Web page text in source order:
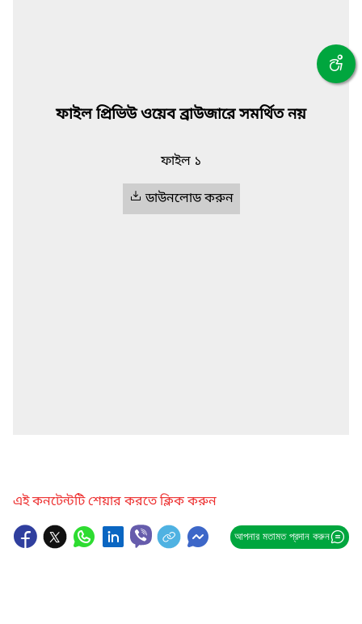
ফাইল প্রিভিউ ওয়েব ব্রাউজারে সমর্থিত নয়
ফাইল ১
ডাউনলোড করুন
এই কনটেন্টটি শেয়ার করতে ক্লিক করুন
আপনার মতামত প্রদান করুন